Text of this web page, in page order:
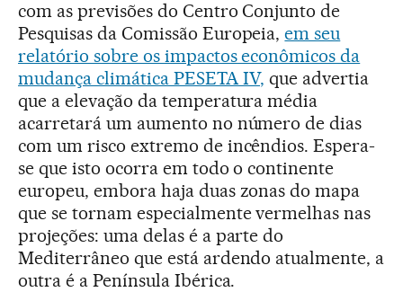
com as previsões do Centro Conjunto de
Pesquisas da Comissão Europeia,em seu
relatório sobre os impactos econômicos da
mudança climática PESETA IV, que advertia
que a elevação da temperatura média
acarretará um aumento no número de dias
com um risco extremo de incêndios. Espera-
se que isto ocorra em todo o continente
europeu, embora haja duas zonas do mapa
que se tornam especialmente vermelhas nas
projeções: uma delas é a parte do
Mediterrâneo que está ardendo atualmente, a
outra é a Península Ibérica.